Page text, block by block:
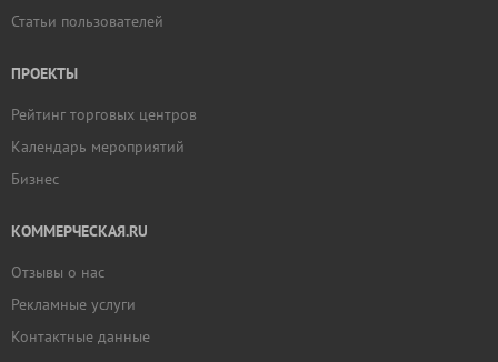
Статьи пользователей
ПРОЕКТЫ
Рейтинг торговых центров
Календарь мероприятий
Бизнес
КОММЕРЧЕСКАЯ.RU
Отзывы о нас
Рекламные услуги
Контактные данные